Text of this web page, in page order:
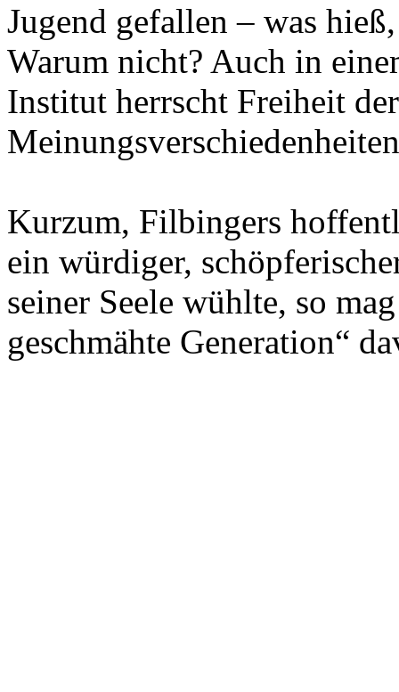
Jugend gefallen – was
Warum nicht? Auch in
Institut herrscht Freiheit
Kurzum, Filbingers
ein würdiger,
seiner Seele wühlte, so
geschmähte Generation“